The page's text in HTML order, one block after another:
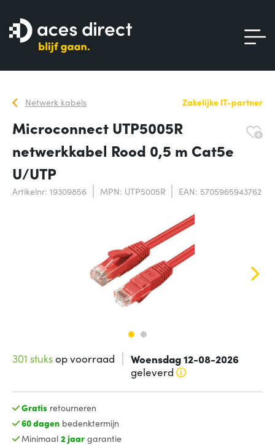
Netwerk kabels Zakelijke IT-partner
Microconnect UTP5005R
netwerkkabel Rood 0,5 m Cat5e
U/UTP
Artikelnr: 19309856 MPN: UTP5005R EAN: 5705965943762
301 stuksop voorraad Woensdag 12-08-2026
geleverd
Gratis retourneren
60 dagenbedenktermijn
Minimaal 2 jaargarantie